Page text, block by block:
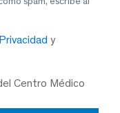
y
Centro Médico